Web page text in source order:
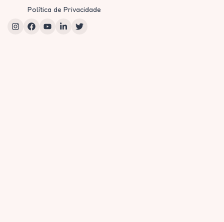
Política de Privacidade
Instagram
Facebook
YouTube
LinkedInTwitter